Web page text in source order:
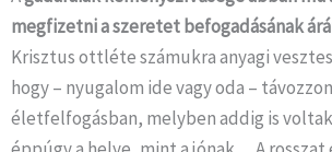
megfizetni a szeretet befogadásának
Krisztus ottléte számukra anyagi
hogy – nyugalom ide vagy oda –
életfelfogásban, melyben addig is